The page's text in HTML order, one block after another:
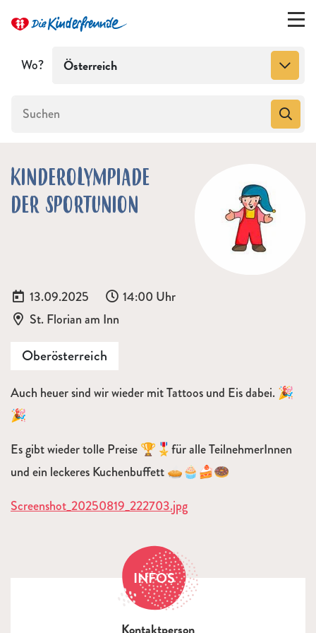
Wo? Österreich
KINDEROLYMPIADE
DER SPORTUNION
INFOS
Kontaktperson
Datum:
13.09.2025 Uhrzeit:
14:00 Uhr
Ort:
St. Florian am Inn
Oberösterreich
Auch heuer sind wir wieder mit Tattoos und Eis dabei. 🎉
🎉
Es gibt wieder tolle Preise 🏆🎖️für alle TeilnehmerInnen
und ein leckeres Kuchenbuffett 🥧🧁🍰🍩
Screenshot_20250819_222703.jpg